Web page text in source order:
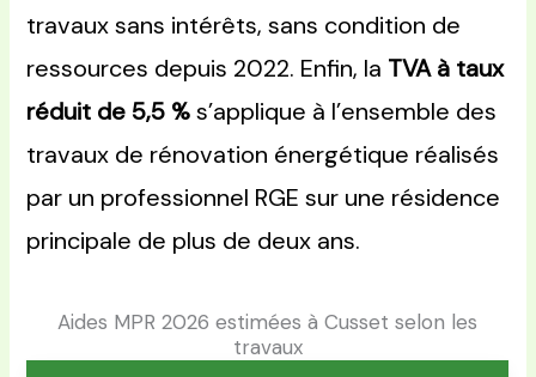
travaux sans intérêts, sans condition de
ressources depuis 2022. Enfin, la TVA à taux
réduit de 5,5 %s’applique à l’ensemble des
travaux de rénovation énergétique réalisés
par un professionnel RGE sur une résidence
principale de plus de deux ans.
Aides MPR 2026 estimées à Cusset selon les
travaux